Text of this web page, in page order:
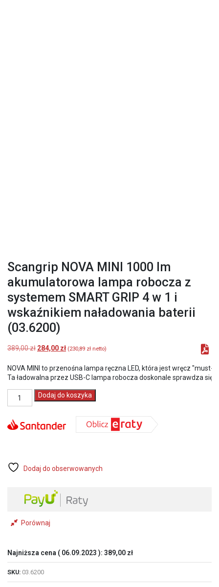
Scangrip NOVA MINI 1000 lm
akumulatorowa lampa robocza z
systemem SMART GRIP 4 w 1 i
wskaźnikiem naładowania baterii
(03.6200)
389,00zł Pierwotna
wynosiła:
389,00 zł.
284,00 złAktualna
wynosi:
284,00 zł.
(230,89 zł netto)
NOVA MINI to przenośna lampa ręczna LED, która jest wręcz "must-
Ta ładowalna przez USB-C lampa robocza doskonale sprawdza
Scangrip
MINI
1000
robocza
SMART
w
wskaźnikiem
naładowania
baterii
Dodaj do koszyka
Dodaj do obserwowanych
Porównaj
Najniższa cena ( 06.09.2023 ): 389,00 zł
SKU: 03.6200